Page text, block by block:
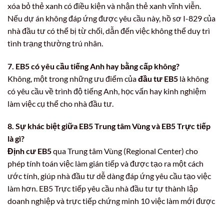
xóa bỏ thẻ xanh có điều kiện và nhận thẻ xanh vĩnh viễn.
Nếu dự án không đáp ứng được yêu cầu này, hồ sơ I-829 của
nhà đầu tư có thể bị từ chối, dẫn đến việc không thể duy trì
tình trạng thường trú nhân.
7. EB5 có yêu cầu tiếng Anh hay bằng cấp không?
Không, một trong những ưu điểm củađầu tư EB5 là không
có yêu cầu về trình độ tiếng Anh, học vấn hay kinh nghiệm
làm việc cụ thể cho nhà đầu tư.
8. Sự khác biệt giữa EB5 Trung tâm Vùng và EB5 Trực tiếp
là gì?
Định cư EB5qua Trung tâm Vùng (Regional Center) cho
phép tính toán việc làm gián tiếp và được tạo ra một cách
ước tính, giúp nhà đầu tư dễ dàng đáp ứng yêu cầu tạo việc
làm hơn. EB5 Trực tiếp yêu cầu nhà đầu tư tự thành lập
doanh nghiệp và trực tiếp chứng minh 10 việc làm mới được